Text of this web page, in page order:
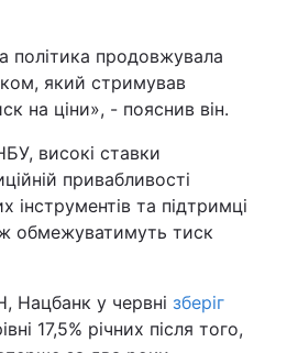
політика продовжувала
який стримував
на ціни», - пояснив він.
високі ставки
привабливості
інструментів та підтримці
обмежуватимуть тиск
Нацбанк у червні зберіг
17,5% річних після того,